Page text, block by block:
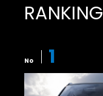
RANKING
No 1